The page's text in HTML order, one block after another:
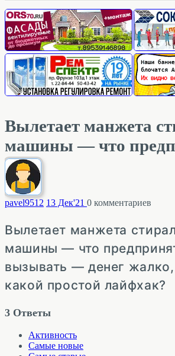
Вылетает манжета
машины — что
pavel9512 13 Дек'21 0 комментариев
Вылетает манжета
машины — что
вызывать — денег
какой простой лайфхак?
3 Ответы
Активность
Самые новые